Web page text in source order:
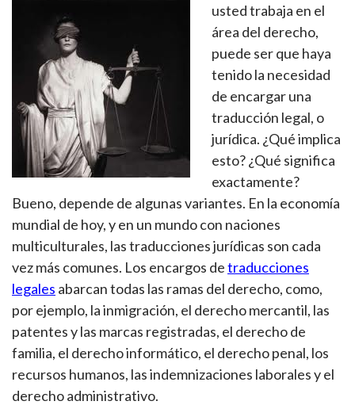
usted trabaja en el
área del derecho,
puede ser que haya
tenido la necesidad
de encargar una
traducción legal, o
jurídica. ¿Qué implica
esto? ¿Qué significa
exactamente?
Bueno, depende de algunas variantes. En la economía
mundial de hoy, y en un mundo con naciones
multiculturales, las traducciones jurídicas son cada
vez más comunes. Los encargos detraducciones
legales abarcan todas las ramas del derecho, como,
por ejemplo, la inmigración, el derecho mercantil, las
patentes y las marcas registradas, el derecho de
familia, el derecho informático, el derecho penal, los
recursos humanos, las indemnizaciones laborales y el
derecho administrativo.